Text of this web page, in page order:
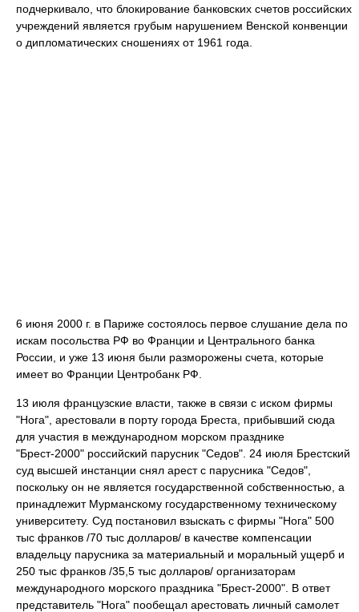
подчеркивало, что блокирование банковских счетов российских
учреждений является грубым нарушением Венской конвенции
о дипломатических сношениях от 1961 года.
6 июня 2000 г. в Париже состоялось первое слушание дела по
искам посольства РФ во Франции и Центрального банка
России, и уже 13 июня были разморожены счета, которые
имеет во Франции Центробанк РФ.
13 июля французские власти, также в связи с иском фирмы
"Нога", арестовали в порту города Бреста, прибывший сюда
для участия в международном морском празднике
"Брест-2000" российский парусник "Седов". 24 июля Брестский
суд высшей инстанции снял арест с парусника "Седов",
поскольку он не является государственной собственностью, а
принадлежит Мурманскому государственному техническому
университету. Суд постановил взыскать с фирмы "Нога" 500
тыс франков /70 тыс долларов/ в качестве компенсации
владельцу парусника за материальный и моральный ущерб и
250 тыс франков /35,5 тыс долларов/ организаторам
международного морского праздника "Брест-2000". В ответ
представитель "Нога" пообещал арестовать личный самолет